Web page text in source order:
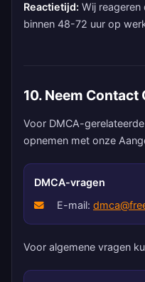
Reactietijd: Wij
binnen 48-72 uur op
10. Neem Contact
Voor DMCA-
opnemen met onze
DMCA-vragen
E-mail:
Voor algemene vragen